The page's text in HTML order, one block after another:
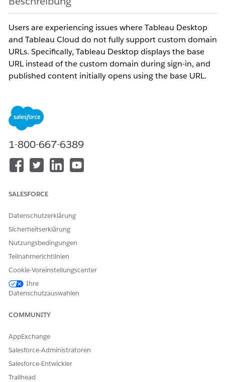
Users are experiencing issues where Tableau Desktop
and Tableau Cloud do not fully support custom domain
URLs. Specifically, Tableau Desktop displays the base
URL instead of the custom domain during sign-in, and
published content initially opens using the base URL.
Lösung
share content URLs using the custom domain.
sources.
Zusätzliche Ressourcen
Nummer des Knowledge-Artikels
005318949
KONNTEN SIE IHR PROBLEM MITHILFE DIESES ARTIKELS
Geben Sie uns Feedback, damit wir uns verbessern können.
1-800-667-6389
SALESFORCE
Datenschutzerklärung
Sicherheitserklärung
Nutzungsbedingungen
Teilnahmerichtlinien
Cookie-Voreinstellungscenter
Ihre
Datenschutzauswahlen
COMMUNITY
AppExchange
Salesforce-Administratoren
Salesforce-Entwickler
Trailhead